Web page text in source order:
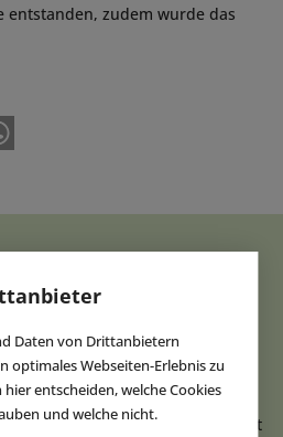
Daten von Drittanbietern
optimales Webseiten-Erlebnis zu
entscheiden, welche Cookies
und welche nicht.
entstanden, zudem wurde das
Coaster Wheel der
Gyeongju World ist mit